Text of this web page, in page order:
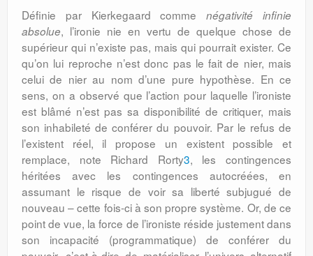
Définie par Kierkegaard commenégativité infinie
absolue, l’ironie nie en vertu de quelque chose de
supérieur qui n’existe pas, mais qui pourrait exister. Ce
qu’on lui reproche n’est donc pas le fait de nier, mais
celui de nier au nom d’une pure hypothèse. En ce
sens, on a observé que l’action pour laquelle l’ironiste
est blâmé n’est pas sa disponibilité de critiquer, mais
son inhabileté de conférer du pouvoir. Par le refus de
l’existent réel, il propose un existent possible et
remplace, note Richard Rorty3, les contingences
héritées avec les contingences autocréées, en
assumant le risque de voir sa liberté subjugué de
nouveau – cette fois-ci à son propre système. Or, de ce
point de vue, la force de l’ironiste réside justement dans
son incapacité (programmatique) de conférer du